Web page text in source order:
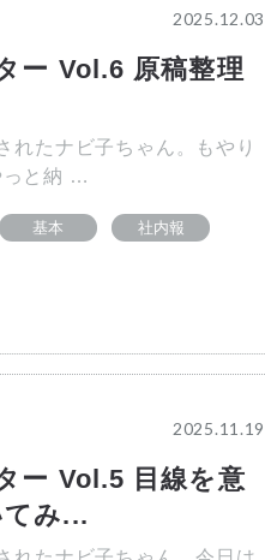
2025.12.03
ー Vol.6 原稿整理
れたナビ子ちゃん。もやり
っと納 …
基本
社内報
2025.11.19
ー Vol.5 目線を意
み...